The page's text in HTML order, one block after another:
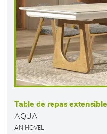
Table de repas extensible
AQUA
ANIMOVEL